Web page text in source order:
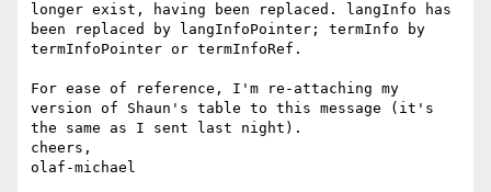
longer exist, having been replaced. langInfo has
been replaced by langInfoPointer; termInfo by
termInfoPointer or termInfoRef.
For ease of reference, I'm re-attaching my
version of Shaun's table to this message (it's
the same as I sent last night).
cheers,
olaf-michael